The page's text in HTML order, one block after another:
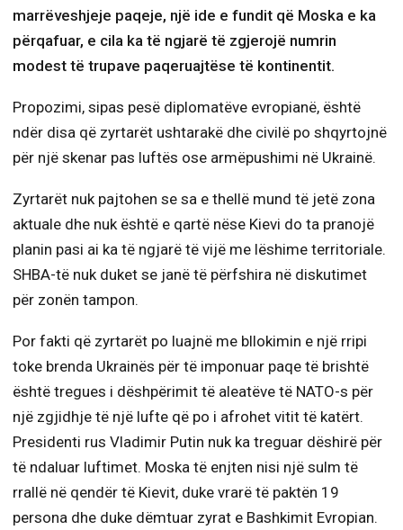
marrëveshjeje paqeje, një ide e fundit që Moska e ka
përqafuar, e cila ka të ngjarë të zgjerojë numrin
modest të trupave paqeruajtëse të kontinentit.
Propozimi, sipas pesë diplomatëve evropianë, është
ndër disa që zyrtarët ushtarakë dhe civilë po shqyrtojnë
për një skenar pas luftës ose armëpushimi në Ukrainë.
Zyrtarët nuk pajtohen se sa e thellë mund të jetë zona
aktuale dhe nuk është e qartë nëse Kievi do ta pranojë
planin pasi ai ka të ngjarë të vijë me lëshime territoriale.
SHBA-të nuk duket se janë të përfshira në diskutimet
për zonën tampon.
Por fakti që zyrtarët po luajnë me bllokimin e një rripi
toke brenda Ukrainës për të imponuar paqe të brishtë
është tregues i dëshpërimit të aleatëve të NATO-s për
një zgjidhje të një lufte që po i afrohet vitit të katërt.
Presidenti rus Vladimir Putin nuk ka treguar dëshirë për
të ndaluar luftimet. Moska të enjten nisi një sulm të
rrallë në qendër të Kievit, duke vrarë të paktën 19
persona dhe duke dëmtuar zyrat e Bashkimit Evropian.